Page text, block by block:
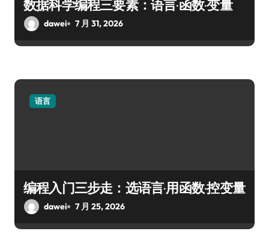
数据科学编程三要素：语言·函数·变量
dawei 7 月 31, 2026
语言
编程入门三步走：选语言·用函数·控变量
dawei 7 月 25, 2026